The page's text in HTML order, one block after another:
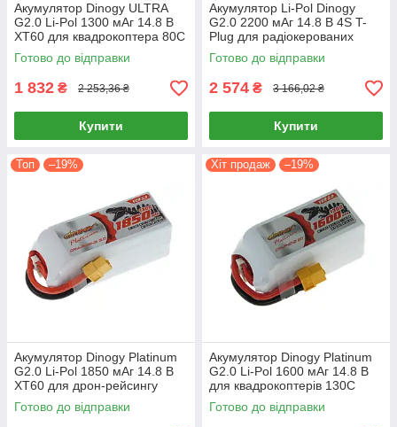
Акумулятор Dinogy ULTRA
G2.0 Li-Pol 1300 мАг 14.8 В
XT60 для квадрокоптера 80C
Готово до відправки
1 832 ₴ 2 253,36 ₴
Купити
Акумулятор Li-Pol Dinogy
G2.0 2200 мАг 14.8 В 4S T-
Plug для радіокерованих
моделей
Готово до відправки
2 574 ₴ 3 166,02 ₴
Купити
Топ –19%
Акумулятор Dinogy Platinum
G2.0 Li-Pol 1850 мАг 14.8 В
XT60 для дрон-рейсингу
130C
Готово до відправки
Хіт продаж –19%
Акумулятор Dinogy Platinum
G2.0 Li-Pol 1600 мАг 14.8 В
для квадрокоптерів 130C
Готово до відправки